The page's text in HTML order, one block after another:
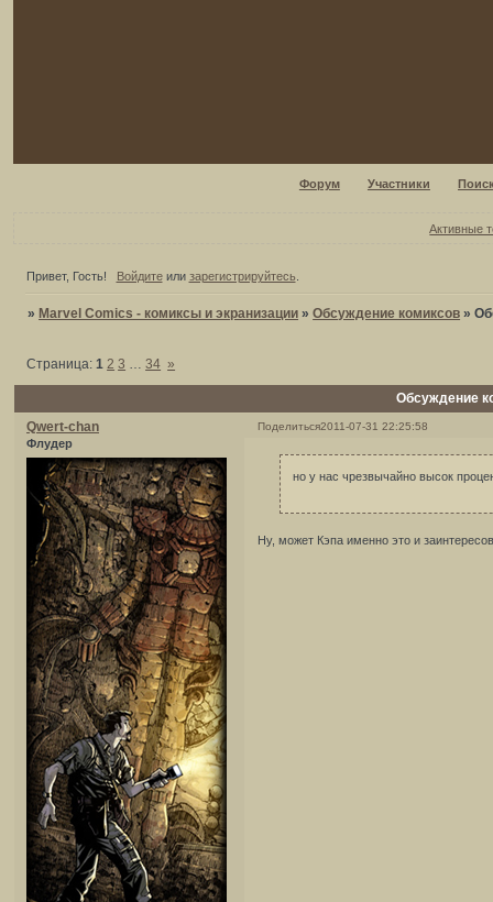
Форум Участники
Активные
Привет, Гость! Войдитеили зарегистрируйтесь.
» Marvel Comics - комиксы и экранизации »Обсуждение комиксов »
Обсуждение
Страница:1 2 3 … 34 »
Поделиться2011-07-31 22:25:58
Qwert-chan
Флудер
но у нас чрезвычайно высок
Ну, может Кэпа именно это и